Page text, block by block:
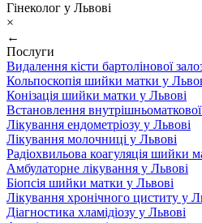
Гінеколог у Львові
×
←
Послуги
Видалення кісти бартолінової
Кольпоскопія шийки матки у
Конізація шийки матки у Львові
Встановлення внутрішньоматкової
Лікування ендометріозу у Львові
Лікування молочниці у Львові
Радіохвильова коагуляція шийки
Амбулаторне лікування у Львові
Біопсія шийки матки у Львові
Лікування хронічного циститу у
Діагностика хламідіозу у Львові